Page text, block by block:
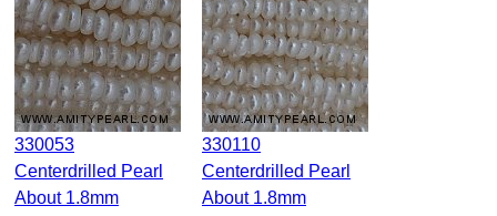
330053
Centerdrilled Pearl
About 1.8mm
330110
Centerdrilled Pearl
About 1.8mm